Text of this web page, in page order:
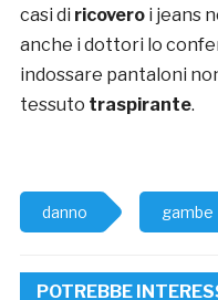
casi di ricoveroi jeans
anche i dottori lo
indossare pantaloni
tessuto traspirante.
danno gambe
POTREBBE